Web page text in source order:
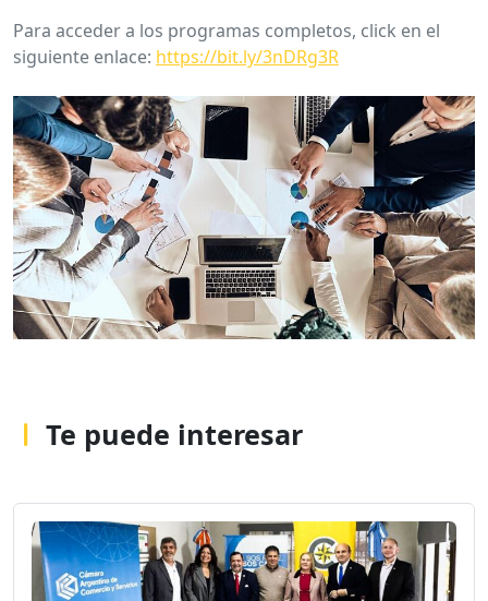
Para acceder a los programas completos, click en el
siguiente enlace: https://bit.ly/3nDRg3R
Te puede interesar